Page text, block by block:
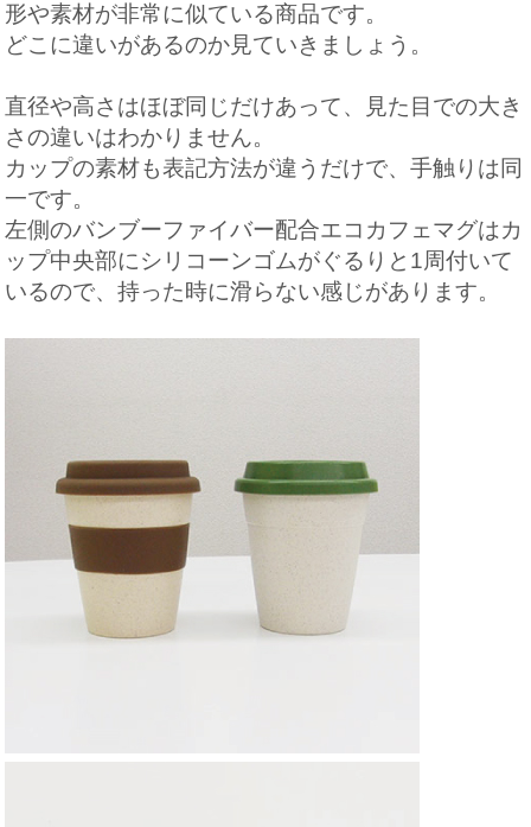
形や素材が非常に似ている商品です。
どこに違いがあるのか見ていきましょう。
直径や高さはほぼ同じだけあって、見た目での大き
さの違いはわかりません。
カップの素材も表記方法が違うだけで、手触りは同
一です。
左側のバンブーファイバー配合エコカフェマグはカ
ップ中央部にシリコーンゴムがぐるりと1周付いて
いるので、持った時に滑らない感じがあります。